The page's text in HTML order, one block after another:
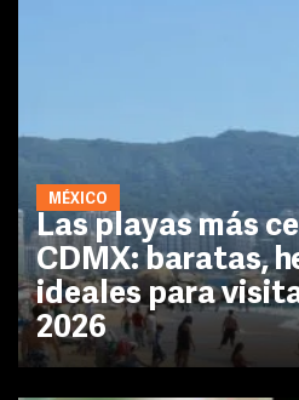
MÉXICO
Las playas más
CDMX: baratas,
ideales para
2026